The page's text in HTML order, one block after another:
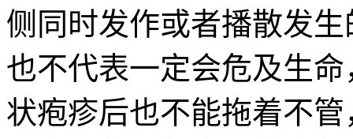
侧同时发作或者播散发
也不代表一定会危及生
状疱疹后也不能拖着不